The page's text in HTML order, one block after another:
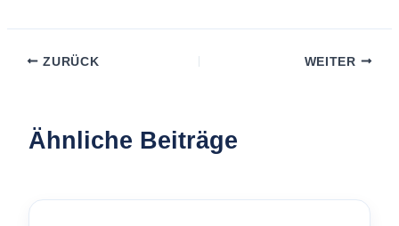
ZURÜCK WEITER
Ähnliche Beiträge